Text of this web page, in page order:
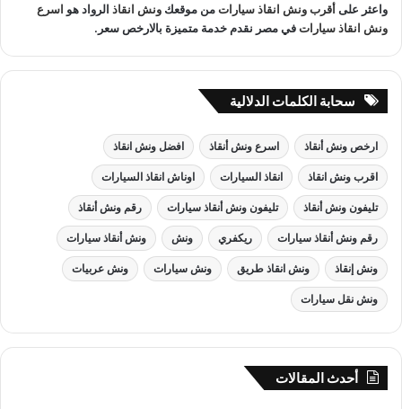
واعثر علىأقرب ونش انقاذ سياراتمن موقعك ونش انقاذ الرواد هو اسرع
ونش انقاذ سياراتفي مصر نقدم خدمة متميزة بالارخص سعر.
سحابة الكلمات الدلالية
ارخص ونش أنقاذ اسرع ونش أنقاذ افضل ونش انقاذ
اقرب ونش انقاذ انقاذ السيارات اوناش انقاذ السيارات
تليفون ونش أنقاذ تليفون ونش أنقاذ سيارات رقم ونش أنقاذ
رقم ونش أنقاذ سيارات ريكفري ونش ونش أنقاذ سيارات
ونش إنقاذ ونش انقاذ طريق ونش سيارات ونش عربيات
ونش نقل سيارات
أحدث المقالات